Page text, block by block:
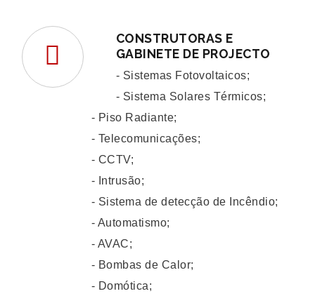
CONSTRUTORAS E
GABINETE DE PROJECTO
- Sistemas Fotovoltaicos;
- Sistema Solares Térmicos;
- Piso Radiante;
- Telecomunicações;
- CCTV;
- Intrusão;
- Sistema de detecção de Incêndio;
- Automatismo;
- AVAC;
- Bombas de Calor;
- Domótica;